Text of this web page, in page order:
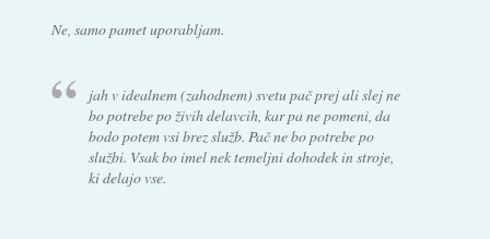
Ne, samo pamet uporabljam.
jah v idealnem (zahodnem) svetu pač prej ali slej ne
bo potrebe po živih delavcih, kar pa ne pomeni, da
bodo potem vsi brez služb. Pač ne bo potrebe po
službi. Vsak bo imel nek temeljni dohodek in stroje,
ki delajo vse.